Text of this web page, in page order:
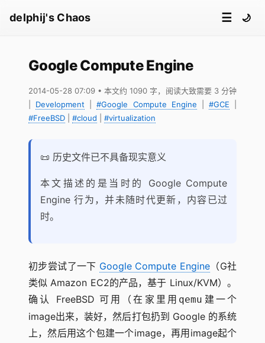
delphij's Chaos ☰ 🌙
Google Compute Engine
2014-05-28 07:09 • 本文约 1090 字，阅读大致需要 3 分钟
Development |#Google Compute Engine #GCE
#FreeBSD
#cloud #virtualization
📜 历史文件已不具备现实意义
本文描述的是当时的 Google Compute
Engine 行为，并未随时代更新，内容已过
时。
初步尝试了一下 Google Compute Engine（G社
类似 Amazon EC2的产品，基于 Linux/KVM）。
确认 FreeBSD 可用（在家里用 qemu 建一个
image出来，装好，然后打包扔到 Google 的系统
上，然后用这个包建一个image，再用image起个